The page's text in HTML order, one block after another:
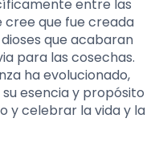
entre las
cree que fue creada
que acabaran
para las cosechas.
ha evolucionado,
esencia y propósito
y celebrar la vida y la